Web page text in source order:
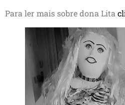
Para ler mais sobre dona Lita